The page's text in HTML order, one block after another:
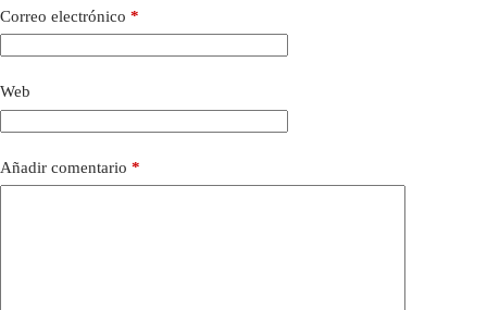
Correo electrónico *
Web
Añadir comentario *